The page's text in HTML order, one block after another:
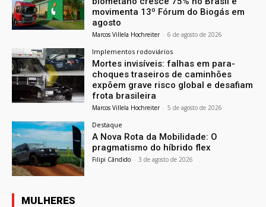
movimenta 13º Fórum do Biogás em
agosto
Marcos Villela Hochreiter - 6 de agosto de 2026
Implementos rodoviários
Mortes invisíveis: falhas em para-
choques traseiros de caminhões
expõem grave risco global e desafiam
frota brasileira
Marcos Villela Hochreiter - 5 de agosto de 2026
Destaque
A Nova Rota da Mobilidade: O
pragmatismo do híbrido flex
Filipi Cândido - 3 de agosto de 2026
MULHERES